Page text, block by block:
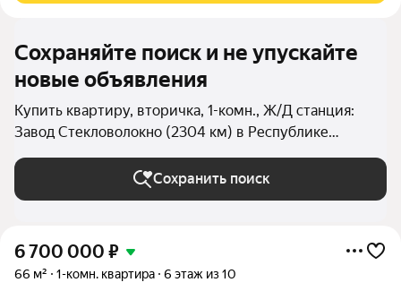
Сохраняйте поиск и не упускайте
новые объявления
Купить квартиру, вторичка, 1-комн., Ж/Д станция:
Завод Стекловолокно (2304 км) в Республике
Дагестан
Сохранить поиск
6 700 000 ₽
66 м² 1-комн. квартира 6 этаж из 10